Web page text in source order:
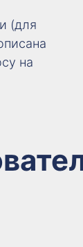
(для
на